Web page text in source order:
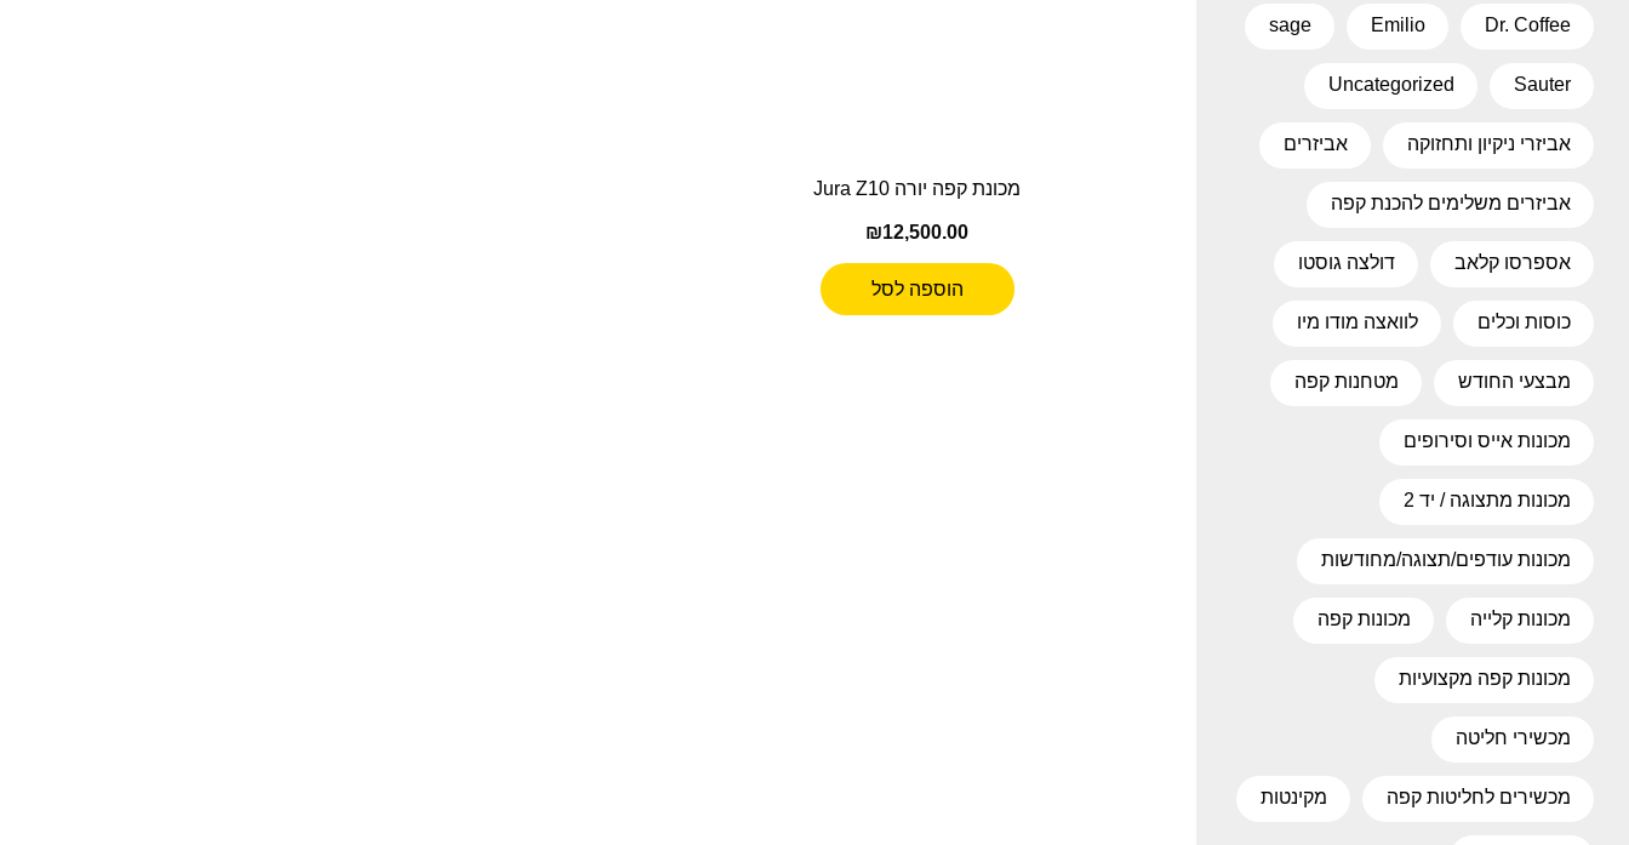
Dr. Coffee
Emilio
sage
Sauter
Uncategorized
אביזרי ניקיון ותחזוקה אביזרים
אביזרים משלימים להכנת קפה
אספרסו קלאב דולצה גוסטו
כוסות וכלים לוואצה מודו מיו
מבצעי החודש מטחנות קפה
מכונות אייס וסירופים
מכונות מתצוגה / יד 2
מכונות עודפים/תצוגה/מחודשות
מכונות קלייה מכונות קפה
מכונות קפה מקצועיות
מכשירי חליטה
מכשירים לחליטות קפה מקינטות
מכונת קפה יורה Jura Z10
₪12,500.00
הוספה לסל